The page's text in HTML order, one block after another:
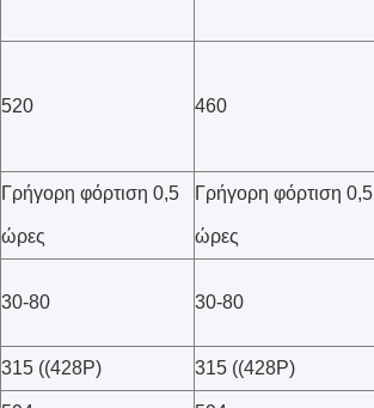
520 460
Γρήγορη φόρτιση 0,5
ώρες
Γρήγορη φόρτιση 0,5
ώρες
30-80 30-80
315 ((428P) 315 ((428P)